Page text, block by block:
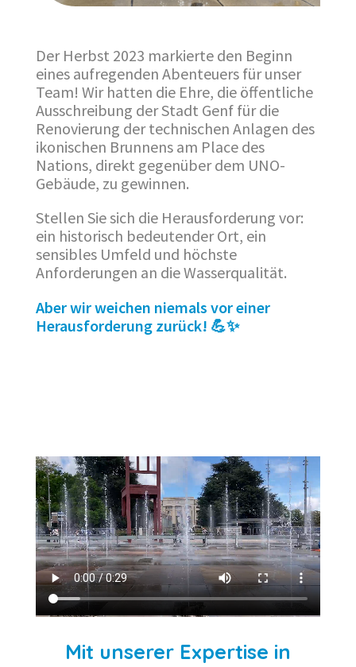
Der Herbst 2023 markierte den Beginn
eines aufregenden Abenteuers für unser
Team! Wir hatten die Ehre, die öffentliche
Ausschreibung der Stadt Genf für die
Renovierung der technischen Anlagen des
ikonischen Brunnens am Place des
Nations, direkt gegenüber dem UNO-
Gebäude, zu gewinnen.
Stellen Sie sich die Herausforderung vor:
ein historisch bedeutender Ort, ein
sensibles Umfeld und höchste
Anforderungen an die Wasserqualität.
Aber wir weichen niemals vor einer
Herausforderung zurück! 💪✨
Mit unserer Expertise in